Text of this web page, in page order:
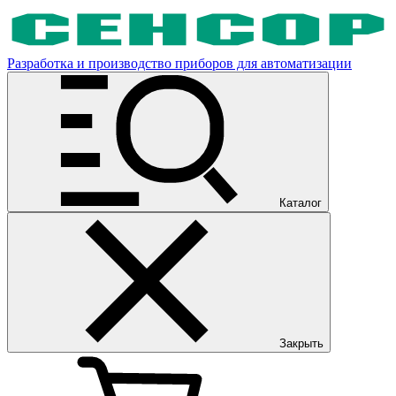
Разработка и производство приборов для автоматизации
Каталог
Закрыть